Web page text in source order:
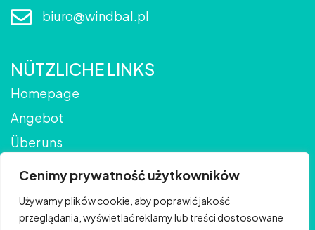
Cenimy prywatność użytkowników
Używamy plików cookie, aby poprawić jakość
przeglądania, wyświetlać reklamy lub treści dostosowane
biuro@windbal.pl
NÜTZLICHE LINKS
Homepage
Angebot
Über uns
Blog